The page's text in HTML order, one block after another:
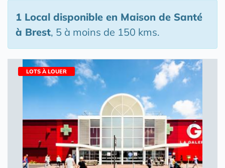
1 Local disponible en Maison de Santé
à Brest, 5 à moins de 150 kms.
LOTS À LOUER